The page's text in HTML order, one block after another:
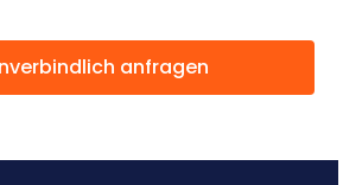
anfragen